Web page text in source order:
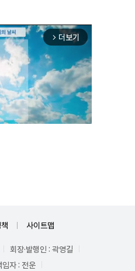
arrow_forward_ios 더보기
사이트맵
회장·발행인 : 곽영길
임자 : 전운